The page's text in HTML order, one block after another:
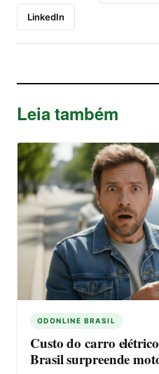
LinkedIn
Leia também
ODONLINE BRASIL
Custo do carro
Brasil surpreende